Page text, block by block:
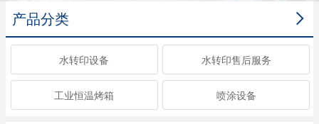

产品分类
水转印设备 水转印售后服务
工业恒温烤箱 喷涂设备